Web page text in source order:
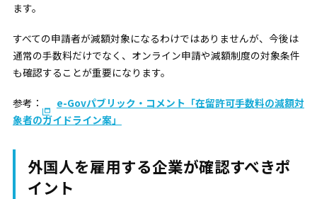
ます。
すべての申請者が減額対象になるわけではありませんが、今後は
通常の手数料だけでなく、オンライン申請や減額制度の対象条件
も確認することが重要になります。
参考：
e-Govパブリック・コメント「在留許可手数料の減額対
象者のガイドライン案」
外国人を雇用する企業が確認すべきポ
イント